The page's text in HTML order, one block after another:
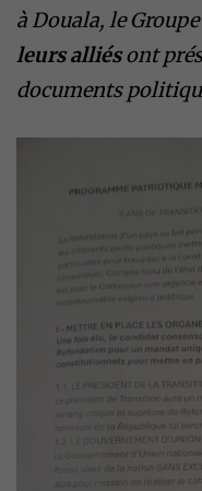
à Douala, le
leurs alliésont
documents